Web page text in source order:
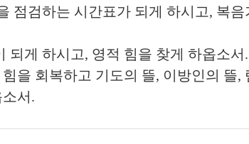
점검하는 시간표가 되게 하시고, 복
게 하시고, 영적 힘을 찾게 하옵소
을 회복하고 기도의 뜰, 이방인의 뜰
서.